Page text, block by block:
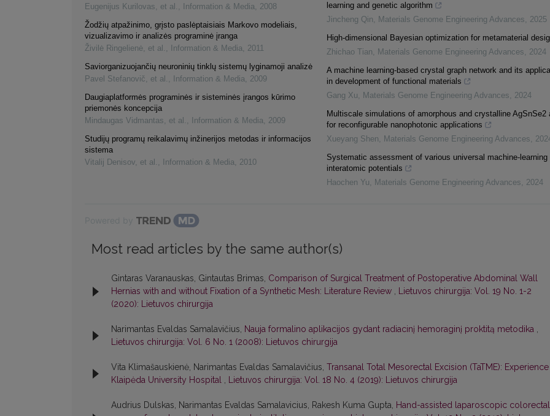
Eugenijus Kurilovas, et al. , Information & Media, 2008
Žodžių atpažinimo, grįsto paslėptaisiais Markovo modeliais,
vizualizavimo ir analizės programinė įranga
Živilė Ringelienė, et al. , Information & Media, 2011
Saviorganizuojančių neuroninių tinklų sistemų lyginamoji analizė
Pavel Stefanovič, et al. , Information & Media, 2009
Daugiaplatformės programinės ir sisteminės įrangos kūrimo
priemonės koncepcija
Mindaugas Vidmantas, et al. , Information & Media, 2009
Studijų programų reikalavimų inžinerijos metodas ir informacijos
sistema
Vitalij Denisov, et al. , Information & Media, 2010
learning and genetic algorithm
Jincheng Qin, Materials Genome Engineering Advances, 2025
High-dimensional Bayesian optimization for metamaterial
Zhichao Tian, Materials Genome Engineering Advances, 2024
A machine learning-based crystal graph network and its
in development of functional materials
Gang Xu, Materials Genome Engineering Advances, 2024
Multiscale simulations of amorphous and crystalline AgSnSe2
for reconfigurable nanophotonic applications
Xueyang Shen, Materials Genome Engineering Advances,
Systematic assessment of various universal machine-learning
interatomic potentials
Haochen Yu, Materials Genome Engineering Advances, 2024
Most read articles by the same author(s)
Gintaras Varanauskas, Gintautas Brimas, Comparison of Surgical Treatment of Postoperative Abdominal Wall
Hernias with and without Fixation of a Synthetic Mesh: Literature Review , Lietuvos chirurgija: Vol. 19 No. 1-2
(2020): Lietuvos chirurgija
Narimantas Evaldas Samalavičius, Nauja formalino aplikacijos gydant radiacinį hemoraginį proktitą metodika ,
Lietuvos chirurgija: Vol. 6 No. 1 (2008): Lietuvos chirurgija
Vita Klimašauskienė, Narimantas Evaldas Samalavičius, Transanal Total Mesorectal Excision (TaTME):
Klaipėda University Hospital , Lietuvos chirurgija: Vol. 18 No. 4 (2019): Lietuvos chirurgija
Audrius Dulskas, Narimantas Evaldas Samalavicius, Rakesh Kuma Gupta, Hand-assisted laparoscopic colorectal